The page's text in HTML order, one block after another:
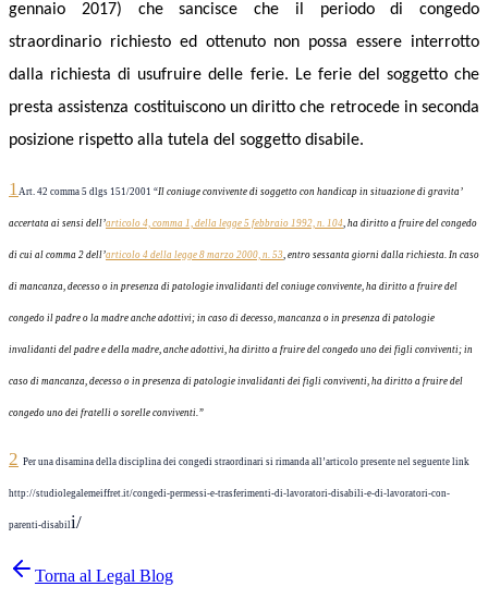
gennaio 2017)
che sancisce che il periodo di congedo
straordinario richiesto ed ottenutonon possa essere interrotto
dalla richiesta di usufruire delle ferie. Le ferie del soggetto che
presta assistenza costituiscono un diritto che retrocede in seconda
posizione rispetto alla tutela del soggetto disabile.
1Art. 42 comma 5 dlgs 151/2001 “Il coniuge convivente di soggetto con handicap in situazione di gravita’
accertata ai sensi dell’articolo 4, comma 1, della legge 5 febbraio 1992, n. 104, ha diritto a fruire del congedo
di cui al comma 2 dell’articolo 4 della legge 8 marzo 2000, n. 53, entro sessanta giorni dalla richiesta. In caso
di mancanza, decesso o in presenza di patologie invalidanti del coniuge convivente, ha diritto a fruire del
congedo il padre o la madre anche adottivi; in caso di decesso, mancanza o in presenza di patologie
invalidanti del padre e della madre, anche adottivi, ha diritto a fruire del congedo uno dei figli conviventi; in
caso di mancanza, decesso o in presenza di patologie invalidanti dei figli conviventi, ha diritto a fruire del
congedo uno dei fratelli o sorelle conviventi.”
2 Per una disamina della disciplina dei congedi straordinari si rimanda all’articolo presente nel seguente link
http://studiolegalemeiffret.it/congedi-permessi-e-trasferimenti-di-lavoratori-disabili-e-di-lavoratori-con-
parenti-disabili/
Torna al Legal Blog